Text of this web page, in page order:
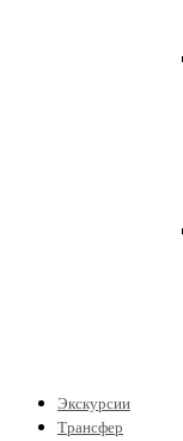
Экскурсии
Трансфер